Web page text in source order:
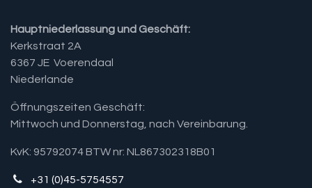
Hauptniederlassung und Geschäft:
Kerkstraat 2A
6367 JE Voerendaal
Niederlande
Öffnungszeiten Geschäft:
Mittwoch und Donnerstag, nach Vereinbarung.​
KvK: 95792074 BTW nr: NL867302318B01
+31 (0)45-5754557